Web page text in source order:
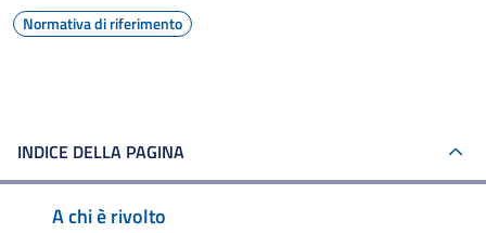
Normativa di riferimento
INDICE DELLA PAGINA
A chi è rivolto